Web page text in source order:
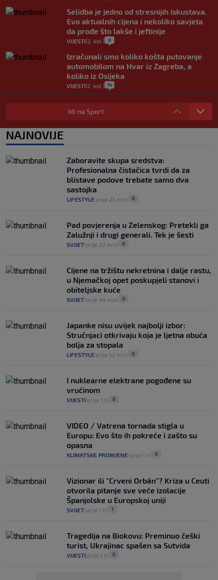
Selidba je jedno od stresnijih iskustava.
Evo aktualnih cijena i nekoliko savjeta
da prođe što lakše i jeftinije
VIJESTI 2. kol. 0
Izračunali smo koliko košta putovanje
automobilom na Hvar iz Zagreba, a
koliko iz Osijeka
VIJESTI 2. kol. 14
"Kći je otišla na more, a zaboravila
zdravstvenu iskaznicu". Kakva su prava
pacijenata izvan mjesta prebivališta?
1
Plenković na 15 dana ukine mjere: "Ne bi
se dogodilo ništa. Vlada se zaljubila u te
intervencije"
30. srp. 25
Idi na Sport
NAJNOVIJE
Zaboravite skupa sredstva:
Profesionalna čistačica tvrdi da za
blistave podove trebate samo dva
sastojka
LIFESTYLE prije 25 min 0
Pad povjerenja u Zelenskog: Pretekli ga
Zalužnji i drugi generali. Tek je šesti
SVIJET prije 32 min 0
Cijene na tržištu nekretnina i dalje rastu,
u Njemačkoj opet poskupjeli stanovi i
obiteljske kuće
SVIJET prije 44 min 0
Japanke nisu uvijek najbolji izbor:
Stručnjaci otkrivaju koja je ljetna obuća
bolja za stopala
LIFESTYLE prije 52 min 0
I nuklearne elektrane pogođene su
vrućinom
VIJESTI prije 1 h 0
VIDEO / Vatrena tornada stigla u
Europu: Evo što ih pokreće i zašto su
opasna
KLIMATSKE PROMJENE prije 1 h 0
Vizionar ili "Crveni Orbán"? Kriza u Ceuti
otvorila pitanje sve veće izolacije
Španjolske u Europskoj uniji
SVIJET prije 1 h 1
Tragedija na Biokovu: Preminuo češki
turist, Ukrajinac spašen sa Sutvida
VIJESTI prije 1 h 0